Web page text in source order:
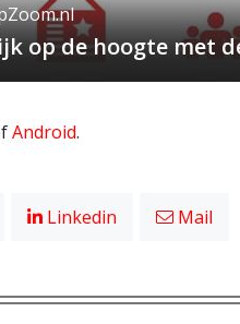
op de hoogte met
Android.
Linkedin Mail